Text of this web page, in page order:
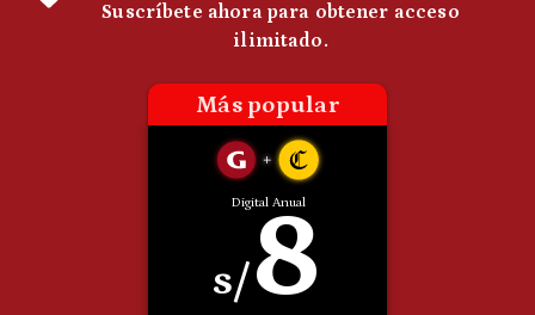
Preguntas